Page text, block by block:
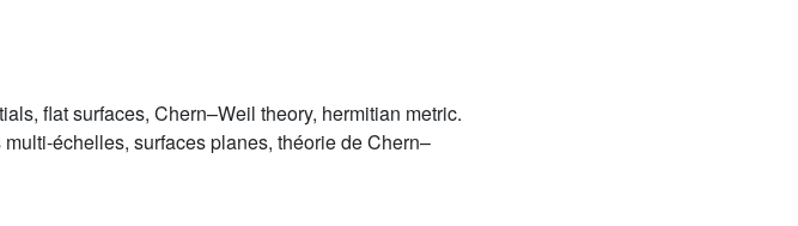
flat surfaces, Chern–Weil theory, hermitian metric.
échelles, surfaces planes, théorie de Chern–